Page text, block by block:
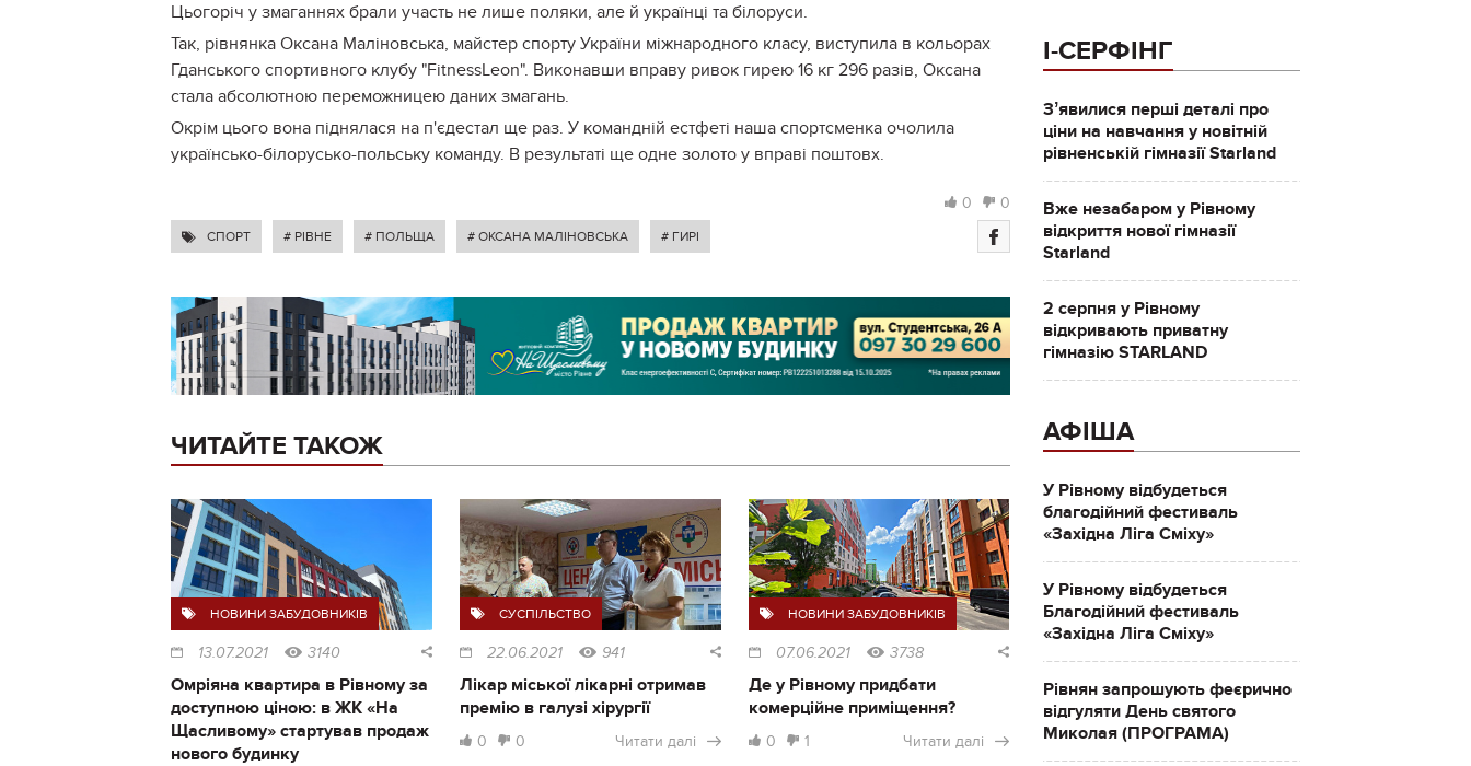
Цьогоріч у змаганнях брали участь не лише поляки, але й українці та білоруси.
Так, рівнянка Оксана Маліновська, майстер спорту України міжнародного класу, виступила в кольорах
Гданського спортивного клубу "FitnessLeon". Виконавши вправу ривок гирею 16 кг 296 разів, Оксана
стала абсолютною переможницею даних змагань.
Окрім цього вона піднялася на п'єдестал ще раз. У командній естфеті наша спортсменка очолила
українсько-білорусько-польську команду. В результаті ще одне золото у вправі поштовх.
0 0
СПОРТ # РІВНЕ # ПОЛЬЩА # ОКСАНА МАЛІНОВСЬКА # ГИРІ
ЧИТАЙТЕ ТАКОЖ
НОВИНИ ЗАБУДОВНИКІВ
13.07.2021 3140
Омріяна квартира в Рівному за
доступною ціною: в ЖК «На
Щасливому» стартував продаж
нового будинку
СУСПІЛЬСТВО
22.06.2021 941
Лікар міської лікарні отримав
премію в галузі хірургії
0 0 Читати далі
НОВИНИ ЗАБУДОВНИКІВ
07.06.2021 3738
Де у Рівному придбати
комерційне приміщення?
0 1 Читати далі
І-СЕРФІНГ
Зʼявилися перші деталі про
ціни на навчання у новітній
рівненській гімназії Starland
Вже незабаром у Рівному
відкриття нової гімназії
Starland
2 серпня у Рівному
відкривають приватну
гімназію STARLAND
АФІША
У Рівному відбудеться
благодійний фестиваль
«Західна Ліга Сміху»
У Рівному відбудеться
Благодійний фестиваль
«Західна Ліга Сміху»
Рівнян запрошують феєрично
відгуляти День святого
Миколая (ПРОГРАМА)